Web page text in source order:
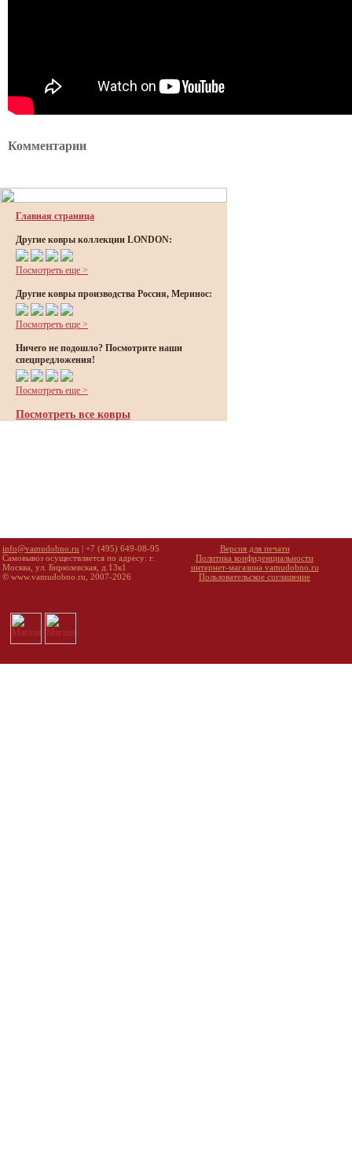
Комментарии
Главная страница
Другие ковры коллекции LONDON:
Посмотреть еще >
Другие ковры производства Россия, Меринос:
Посмотреть еще >
Ничего не подошло? Посмотрите наши
спецпредложения!
Посмотреть еще >
Посмотреть все ковры
info@vamudobno.ru | +7 (495) 649-08-95
Самовывоз осуществляется по адресу: г.
Москва, ул. Бирюлевская, д.13к1
© www.vamudobno.ru, 2007-2026
Версия для печати
Политика конфиденциальности
интернет-магазина vamudobno.ru
Пользовательское соглашение